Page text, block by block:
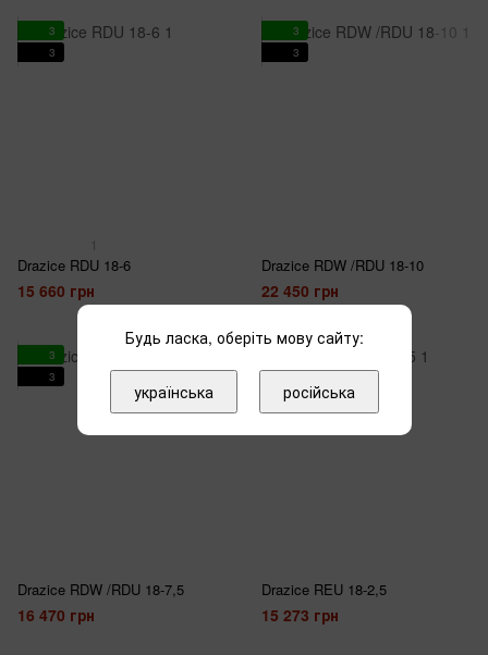
3
3
1
Drazice RDU 18-6
15 660 грн
3
3
Drazice RDW /RDU 18-10
22 450 грн
3
3
Drazice RDW /RDU 18-7,5
16 470 грн
Drazice REU 18-2,5
15 273 грн
Будь ласка, оберіть мову сайту:
українська російська